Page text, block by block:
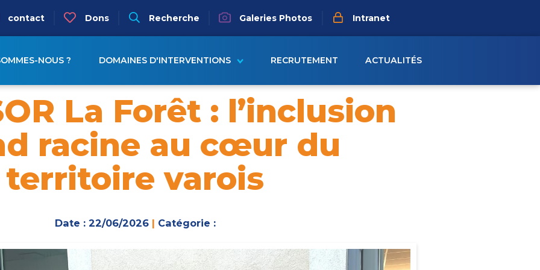
contact Dons Recherche Galeries Photos Intranet
principale
NOUS ? DOMAINES D'INTERVENTIONS RECRUTEMENT ACTUALITÉS
La Forêt : l’inclusion
racine au cœur du
territoire varois
Date : 22/06/2026 | Catégorie :